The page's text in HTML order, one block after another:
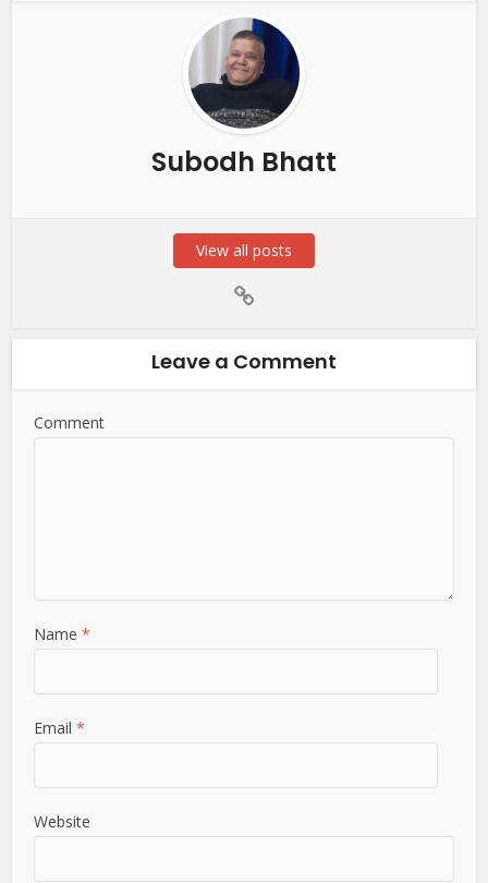
Subodh Bhatt
View all posts
Leave a Comment
Comment
Name*
Email*
Website